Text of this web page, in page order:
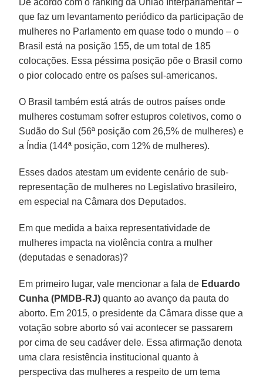
que faz um levantamento periódico da participação de
mulheres no Parlamento em quase todo o mundo – o
Brasil está na posição 155, de um total de 185
colocações. Essa péssima posição põe o Brasil como
o pior colocado entre os países sul-americanos.
O Brasil também está atrás de outros países onde
mulheres costumam sofrer estupros coletivos, como o
Sudão do Sul (56ª posição com 26,5% de mulheres) e
a Índia (144ª posição, com 12% de mulheres).
Esses dados atestam um evidente cenário de sub-
representação de mulheres no Legislativo brasileiro,
em especial na Câmara dos Deputados.
Em que medida a baixa representatividade de
mulheres impacta na violência contra a mulher
(deputadas e senadoras)?
Em primeiro lugar, vale mencionar a fala de Eduardo
Cunha (PMDB-RJ) quanto ao avanço da pauta do
aborto. Em 2015, o presidente da Câmara disse que a
votação sobre aborto só vai acontecer se passarem
por cima de seu cadáver dele. Essa afirmação denota
uma clara resistência institucional quanto à
perspectiva das mulheres a respeito de um tema